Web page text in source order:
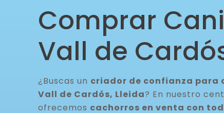
Comprar
Vall de
¿Buscas un criador de confianza para
Vall de Cardós, Lleida? En nuestro
ofrecemos cachorros en venta con